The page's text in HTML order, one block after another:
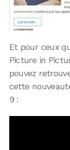
Et pour ceux
Picture in
pouvez
cette
9 :